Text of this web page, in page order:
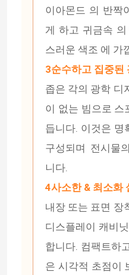
이아몬드 의 반짝
게 하고 귀금속
스러운 색조 에 가
3순수하고 집중된
좁은 각의 광학 디
이 없는 빔으로 스
듭니다. 이것은 명
구성되며 전시물
니다.
4사소한 & 최소화
내장 또는 표면 장
디스플레이 캐비
합니다. 컴팩트하
은 시각적 초점이